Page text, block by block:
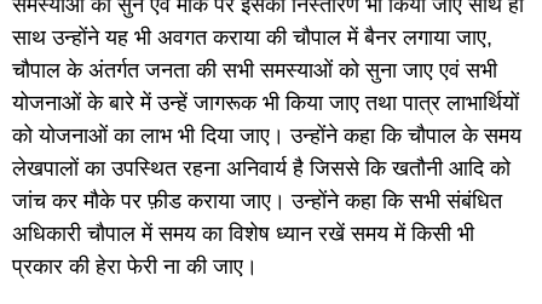
साथ उन्होंने यह भी अवगत कराया की चौपाल में बैनर लगाया जाए,
चौपाल के अंतर्गत जनता की सभी समस्याओं को सुना जाए एवं सभी
योजनाओं के बारे में उन्हें जागरूक भी किया जाए तथा पात्र लाभार्थियों
को योजनाओं का लाभ भी दिया जाए। उन्होंने कहा कि चौपाल के समय
लेखपालों का उपस्थित रहना अनिवार्य है जिससे कि खतौनी आदि को
जांच कर मौके पर फ़ीड कराया जाए। उन्होंने कहा कि सभी संबंधित
अधिकारी चौपाल में समय का विशेष ध्यान रखें समय में किसी भी
प्रकार की हेरा फेरी ना की जाए।